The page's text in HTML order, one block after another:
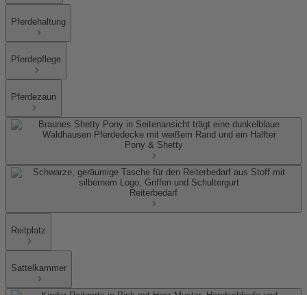
Pferdehaltung
Pferdepflege
Pferdezaun
Pony & Shetty
Reiterbedarf
Reitplatz
Sattelkammer